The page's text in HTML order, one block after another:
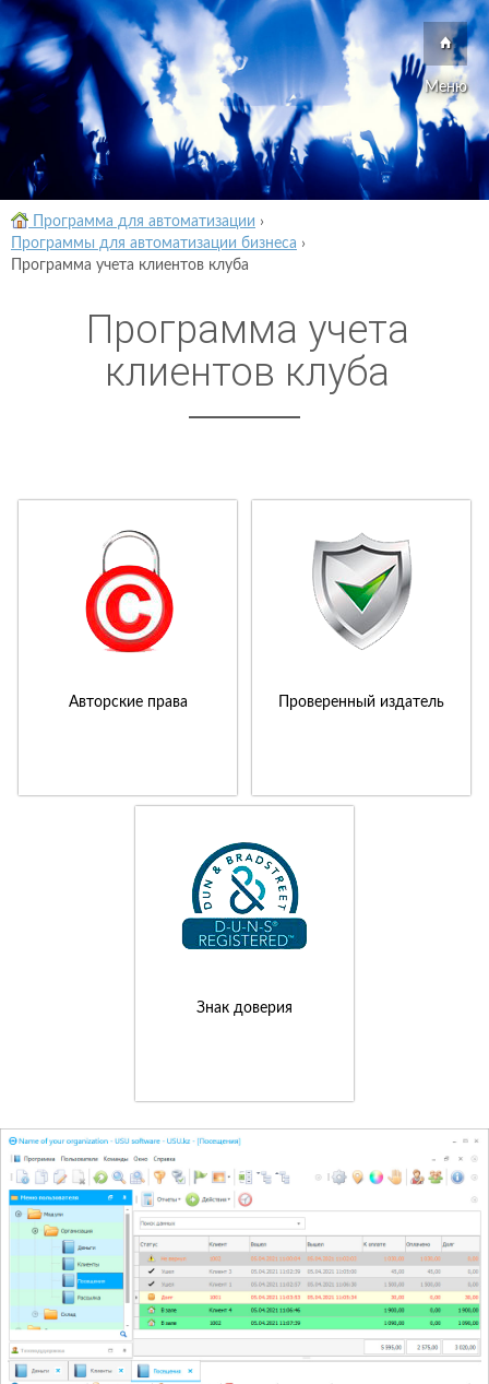
Меню
Программа для автоматизации ›
Программы для автоматизации бизнеса ›
Программа учета клиентов клуба
Программа учета
клиентов клуба
Авторские права Проверенный издатель
Знак доверия